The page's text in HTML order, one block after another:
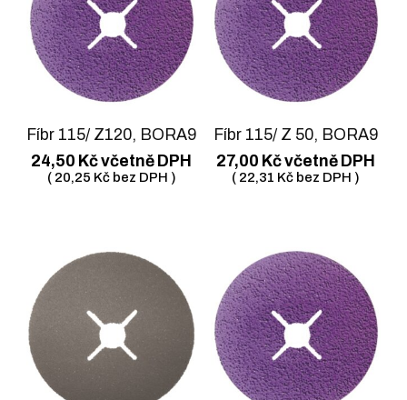
Fíbr 115/ Z120, BORA9
24,50 Kčvčetně DPH
( 20,25 Kčbez DPH )
Fíbr 115/ Z 50, BORA9
27,00 Kčvčetně DPH
( 22,31 Kčbez DPH )